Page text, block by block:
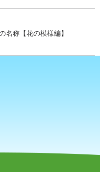
称【花の模様編】